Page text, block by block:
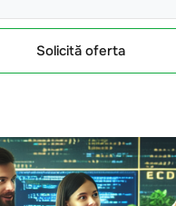
Solicită oferta